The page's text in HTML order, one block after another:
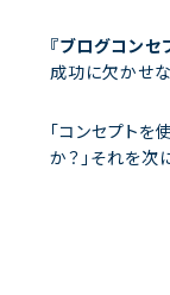
『ブログコンセ
成功に欠かせな
「コンセプトを
か？」それを次